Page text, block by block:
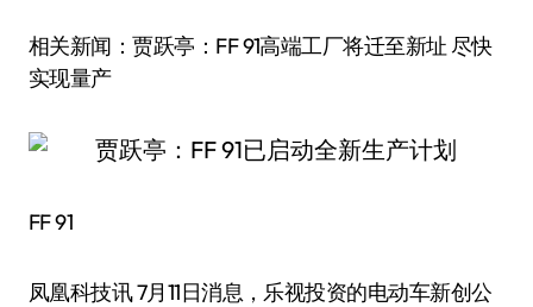
相关新闻：贾跃亭：FF 91高端工厂将迁至新址 尽快
实现量产
FF 91
凤凰科技讯 7月11日消息，乐视投资的电动车新创公